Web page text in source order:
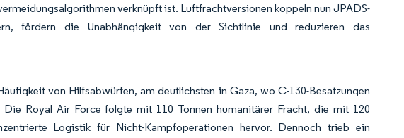
verknüpft ist. Luftfrachtversionen koppeln nun JPADS-
fördern die Unabhängigkeit von der Sichtlinie und reduzieren das
von Hilfsabwürfen, am deutlichsten in Gaza, wo C-130-Besatzungen
Royal Air Force folgte mit 110 Tonnen humanitärer Fracht, die mit 120
Logistik für Nicht-Kampfoperationen hervor. Dennoch trieb ein